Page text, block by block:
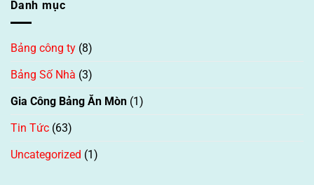
Danh mục
Bảng công ty (8)
Bảng Số Nhà (3)
Gia Công Bảng Ăn Mòn (1)
Tin Tức (63)
Uncategorized (1)